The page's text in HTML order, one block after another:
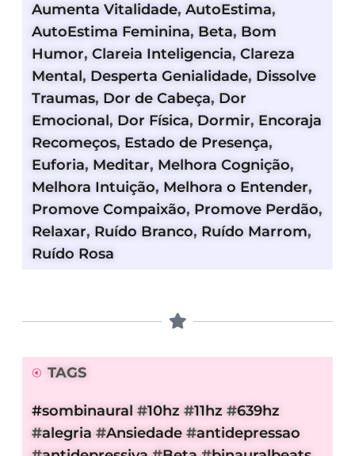
Aumenta Vitalidade, AutoEstima,
AutoEstima Feminina, Beta, Bom
Humor, Clareia Inteligencia, Clareza
Mental, Desperta Genialidade, Dissolve
Traumas, Dor de Cabeça, Dor
Emocional, Dor Física, Dormir, Encoraja
Recomeços, Estado de Presença,
Euforia, Meditar, Melhora Cognição,
Melhora Intuição, Melhora o Entender,
Promove Compaixão, Promove Perdão,
Relaxar, Ruído Branco, Ruído Marrom,
Ruído Rosa
TAGS
#sombinaural #10hz #11hz #639hz
#alegria #Ansiedade #antidepressao